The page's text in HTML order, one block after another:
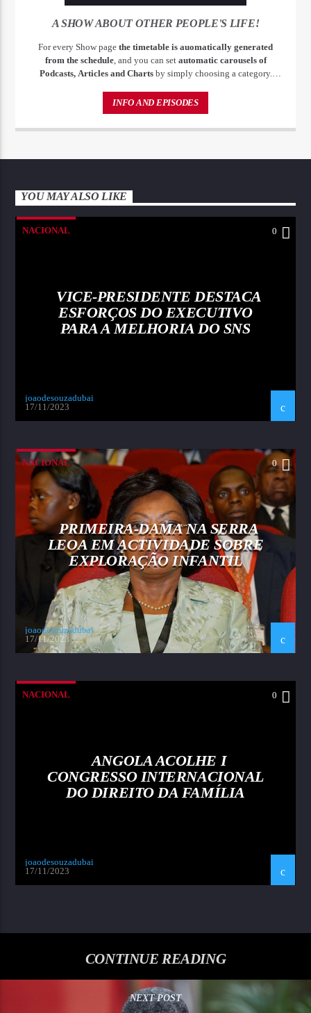
A SHOW ABOUT OTHER PEOPLE'S LIFE!
For every Show page the timetable is auomatically generated
from the schedule, and you can set automatic carousels of
Podcasts, Articles and Chartsby simply choosing a category.
pellentesque varius mauris. Sed eu congue nulla, et tincidunt justo.
Aliquam semper faucibus odio id varius. Suspendisse varius laoreet
sodales.
INFO AND EPISODES
YOU MAY ALSO LIKE
NACIONAL 0
VICE-PRESIDENTE DESTACA
ESFORÇOS DO EXECUTIVO
PARA A MELHORIA DO SNS
joaodesouzadubai
17/11/2023
NACIONAL 0
PRIMEIRA-DAMA NA SERRA
LEOA EM ACTIVIDADE SOBRE
EXPLORAÇÃO INFANTIL
joaodesouzadubai
17/11/2023
NACIONAL 0
ANGOLA ACOLHE I
CONGRESSO INTERNACIONAL
DO DIREITO DA FAMÍLIA
joaodesouzadubai
17/11/2023
CONTINUE READING
NEXT POST